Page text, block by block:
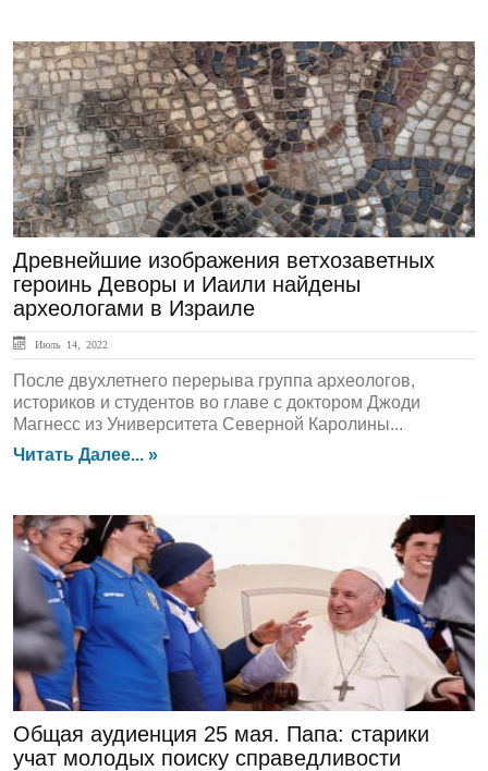
ЛЕНТА НОВОСТЕЙ
Древнейшие изображения ветхозаветных
героинь Деворы и Иаили найдены
археологами в Израиле
Июль 14, 2022
После двухлетнего перерыва группа археологов,
историков и студентов во главе с доктором Джоди
Магнесс из Университета Северной Каролины...
Читать Далее... »
ЛЕНТА НОВОСТЕЙ
Общая аудиенция 25 мая. Папа: старики
учат молодых поиску справедливости